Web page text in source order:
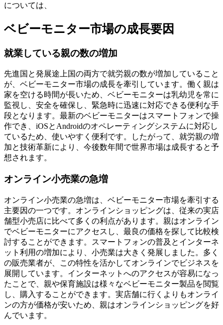
については、
ベビーモニター市場の成長要因
就業している親の数の増加
先進国と発展途上国の両方で就労親の数が増加していること
が、ベビーモニター市場の成長を牽引しています。働く親は
家を空ける時間が長いため、ベビーモニターは乳幼児を常に
監視し、安全を確保し、緊急時に迅速に対応できる便利な手
段となります。最新のベビーモニターはスマートフォンで操
作でき、iOSとAndroidのオペレーティングシステムに対応し
ているため、使いやすく便利です。したがって、就労親の増
加と技術革新により、今後数年間で世界市場は成長すると予
想されます。
オンライン小売業の急増
オンライン小売業の急増は、ベビーモニター市場を牽引する
主要因の一つです。オンラインショッピングは、従来の実店
舗型小売店に比べて多くの利点があります。親はオンライン
でベビーモニターにアクセスし、最良の価格を探して比較検
討することができます。スマートフォンの普及とインターネ
ット利用の増加により、小売業は大きく発展しました。多く
の販売業者が、この特性を活かしてオンラインでビジネスを
展開しています。インターネットへのアクセスが容易になっ
たことで、親や保育施設は様々なベビーモニター製品を閲覧
し、購入することができます。実店舗に行くよりもオンライ
ンの方が価格が安いため、親はオンラインショッピングを好
んでいます。